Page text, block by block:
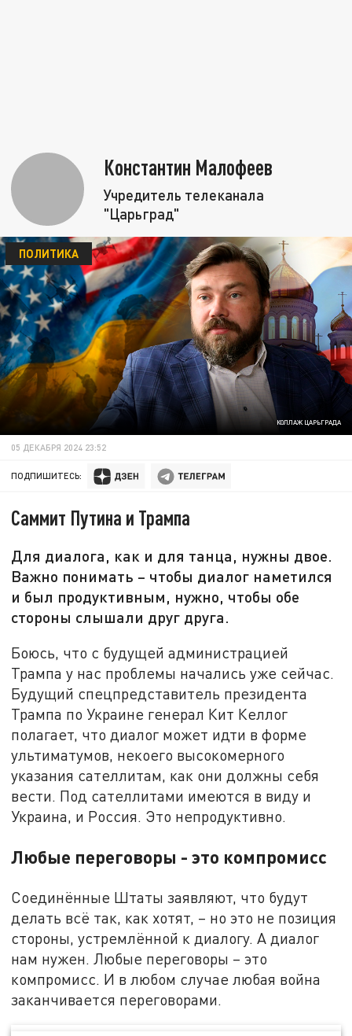
Константин Малофеев
Учредитель телеканала
"Царьград"
КОЛЛАЖ ЦАРЬГРАДА
ПОЛИТИКА
05 ДЕКАБРЯ 2024 23:52
ПОДПИШИТЕСЬ:
Саммит Путина и Трампа
Для диалога, как и для танца, нужны двое.
Важно понимать – чтобы диалог наметился
и был продуктивным, нужно, чтобы обе
стороны слышали друг друга.
Боюсь, что с будущей администрацией
Трампа у нас проблемы начались уже сейчас.
Будущий спецпредставитель президента
Трампа по Украине генерал Кит Келлог
полагает, что диалог может идти в форме
ультиматумов, некоего высокомерного
указания сателлитам, как они должны себя
вести. Под сателлитами имеются в виду и
Украина, и Россия. Это непродуктивно.
Любые переговоры - это компромисс
Соединённые Штаты заявляют, что будут
делать всё так, как хотят, – но это не позиция
стороны, устремлённой к диалогу. А диалог
нам нужен. Любые переговоры – это
компромисс. И в любом случае любая война
заканчивается переговорами.